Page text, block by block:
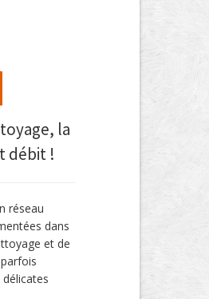
la
débit !
réseau
dans
et de